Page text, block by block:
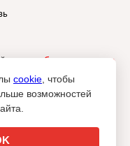
проектбрендингового
допустимо только при
cookie , чтобы
возможностей